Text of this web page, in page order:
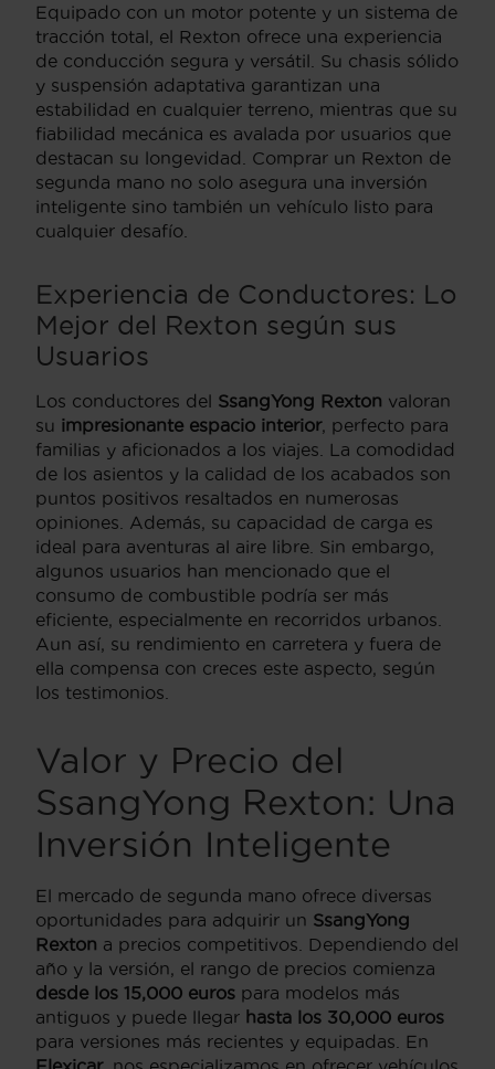
Equipado con un motor potente y un sistema de
tracción total, el Rexton ofrece una experiencia
de conducción segura y versátil. Su chasis sólido
y suspensión adaptativa garantizan una
estabilidad en cualquier terreno, mientras que su
fiabilidad mecánica es avalada por usuarios que
destacan su longevidad. Comprar un Rexton de
segunda mano no solo asegura una inversión
inteligente sino también un vehículo listo para
cualquier desafío.
Experiencia de Conductores: Lo
Mejor del Rexton según sus
Usuarios
Los conductores del SsangYong Rexton valoran
su impresionante espacio interior, perfecto para
familias y aficionados a los viajes. La comodidad
de los asientos y la calidad de los acabados son
puntos positivos resaltados en numerosas
opiniones. Además, su capacidad de carga es
ideal para aventuras al aire libre. Sin embargo,
algunos usuarios han mencionado que el
consumo de combustible podría ser más
eficiente, especialmente en recorridos urbanos.
Aun así, su rendimiento en carretera y fuera de
ella compensa con creces este aspecto, según
los testimonios.
Valor y Precio del
SsangYong Rexton: Una
Inversión Inteligente
El mercado de segunda mano ofrece diversas
oportunidades para adquirir un SsangYong
Rexton a precios competitivos. Dependiendo del
año y la versión, el rango de precios comienza
desde los 15,000 euros para modelos más
antiguos y puede llegar hasta los 30,000 euros
para versiones más recientes y equipadas. En